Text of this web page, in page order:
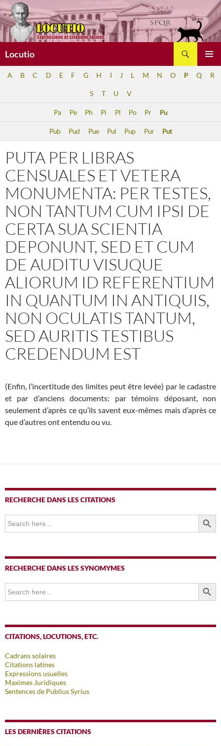
Aller
au
contenu
Locutio
A B C D E F G H I J L M N O P Q R
S T U V
Pa Pe Ph Pi Pl Po Pr Pu
Pub Pud Pue Pul Pup Pur Put
PUTA PER LIBRAS
CENSUALES ET VETERA
MONUMENTA: PER TESTES,
NON TANTUM CUM IPSI DE
CERTA SUA SCIENTIA
DEPONUNT, SED ET CUM
DE AUDITU VISUQUE
ALIORUM ID REFERENTIUM
IN QUANTUM IN ANTIQUIS,
NON OCULATIS TANTUM,
SED AURITIS TESTIBUS
CREDENDUM EST
(Enfin, l’incertitude des limites peut être levée) par le cadastre
et par d’anciens documents: par témoins déposant, non
seulement d’après ce qu’ils savent eux-mêmes mais d’après ce
que d’autres ont entendu ou vu.
RECHERCHE DANS LES CITATIONS
Search
for:
SEARCH
RECHERCHE DANS LES SYNOMYMES
Search
for:
SEARCH
CITATIONS, LOCUTIONS, ETC.
Cadrans solaires
Citations latines
Expressions usuelles
Maximes Juridiques
Sentences de Publius Syrius
LES DERNIÈRES CITATIONS